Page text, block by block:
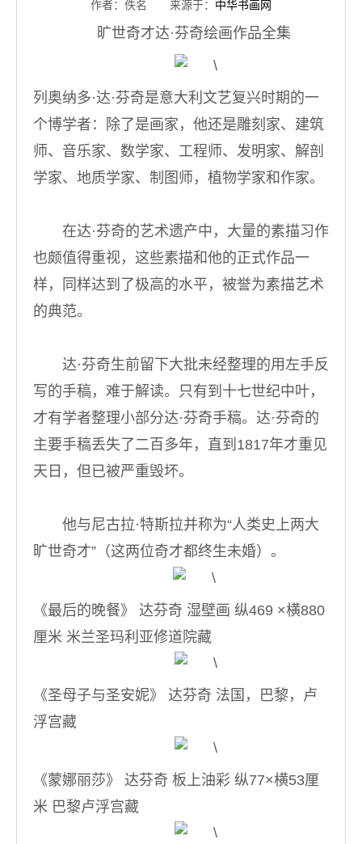
作者：佚名 来源于： 中华书画网
旷世奇才达·芬奇绘画作品全集
列奥纳多·达·芬奇是意大利文艺复兴时期的一
个博学者：除了是画家，他还是雕刻家、建筑
师、音乐家、数学家、工程师、发明家、解剖
学家、地质学家、制图师，植物学家和作家。
在达·芬奇的艺术遗产中，大量的素描习作
也颇值得重视，这些素描和他的正式作品一
样，同样达到了极高的水平，被誉为素描艺术
的典范。
达·芬奇生前留下大批未经整理的用左手反
写的手稿，难于解读。只有到十七世纪中叶，
才有学者整理小部分达·芬奇手稿。达·芬奇的
主要手稿丢失了二百多年，直到1817年才重见
天日，但已被严重毁坏。
他与尼古拉·特斯拉并称为“人类史上两大
旷世奇才”（这两位奇才都终生未婚）。
《最后的晚餐》 达芬奇 湿壁画 纵469 ×横880
厘米 米兰圣玛利亚修道院藏
《圣母子与圣安妮》 达芬奇 法国，巴黎，卢
浮宫藏
《蒙娜丽莎》 达芬奇 板上油彩 纵77×横53厘
米 巴黎卢浮宫藏